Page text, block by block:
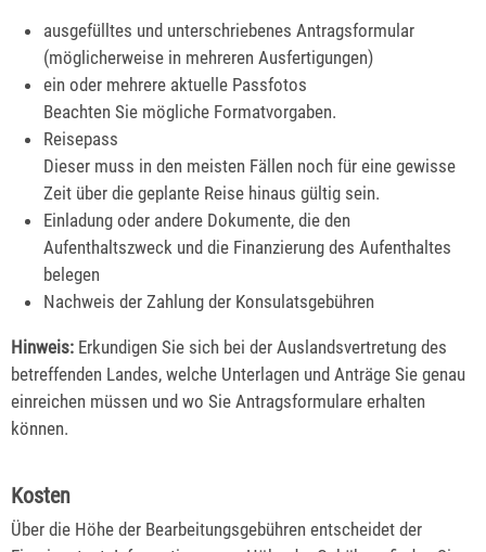
ausgefülltes und unterschriebenes Antragsformular
(möglicherweise in mehreren Ausfertigungen)
ein oder mehrere aktuelle Passfotos
Beachten Sie mögliche Formatvorgaben.
Reisepass
Dieser muss in den meisten Fällen noch für eine gewisse
Zeit über die geplante Reise hinaus gültig sein.
Einladung oder andere Dokumente, die den
Aufenthaltszweck und die Finanzierung des Aufenthaltes
belegen
Nachweis der Zahlung der Konsulatsgebühren
Hinweis: Erkundigen Sie sich bei der Auslandsvertretung des
betreffenden Landes, welche Unterlagen und Anträge Sie genau
einreichen müssen und wo Sie Antragsformulare erhalten
können.
Kosten
Über die Höhe der Bearbeitungsgebühren entscheidet der